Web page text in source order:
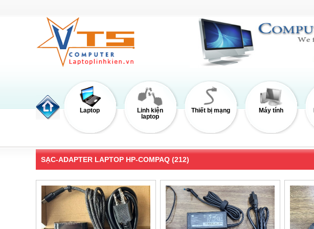
Laptop
Linh kiện
laptop
Thiết bị mạng Máy tính
SẠC-ADAPTER LAPTOP HP-COMPAQ (212)